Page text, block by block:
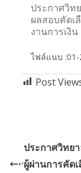
ประกาศวิท
ผลสอบคัดเ
งานการเงิน
ไฟล์แนบ :01-
Post
ประกาศวิทย
ผู้ผ่านการคัด